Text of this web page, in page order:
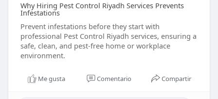
Why Hiring Pest Control Riyadh Services Prevents
Infestations
Prevent infestations before they start with
professional Pest Control Riyadh services, ensuring a
safe, clean, and pest-free home or workplace
environment.
Me gusta Comentario Compartir